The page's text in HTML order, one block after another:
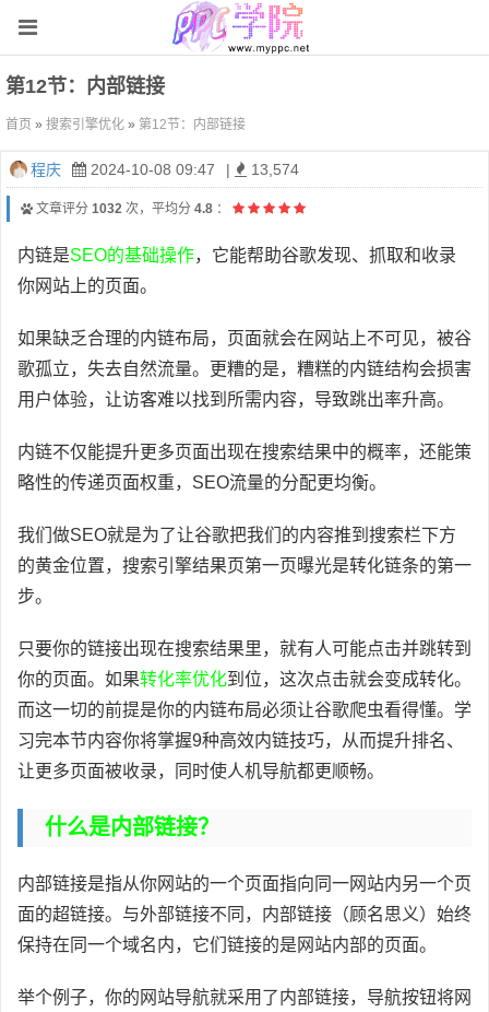
第12节：内部链接
首页 » 搜索引擎优化 » 第12节：内部链接
程庆 2024-10-08 09:47 | 13,574
文章评分 1032 次，平均分 4.8 ：
内链是SEO的基础操作，它能帮助谷歌发现、抓取和收录
你网站上的页面。
如果缺乏合理的内链布局，页面就会在网站上不可见，被谷
歌孤立，失去自然流量。更糟的是，糟糕的内链结构会损害
用户体验，让访客难以找到所需内容，导致跳出率升高。
内链不仅能提升更多页面出现在搜索结果中的概率，还能策
略性的传递页面权重，SEO流量的分配更均衡。
我们做SEO就是为了让谷歌把我们的内容推到搜索栏下方
的黄金位置，搜索引擎结果页第一页曝光是转化链条的第一
步。
只要你的链接出现在搜索结果里，就有人可能点击并跳转到
你的页面。如果转化率优化到位，这次点击就会变成转化。
而这一切的前提是你的内链布局必须让谷歌爬虫看得懂。学
习完本节内容你将掌握9种高效内链技巧，从而提升排名、
让更多页面被收录，同时使人机导航都更顺畅。
什么是内部链接？
内部链接是指从你网站的一个页面指向同一网站内另一个页
面的超链接。与外部链接不同，内部链接（顾名思义）始终
保持在同一个域名内，它们链接的是网站内部的页面。
举个例子，你的网站导航就采用了内部链接，导航按钮将网